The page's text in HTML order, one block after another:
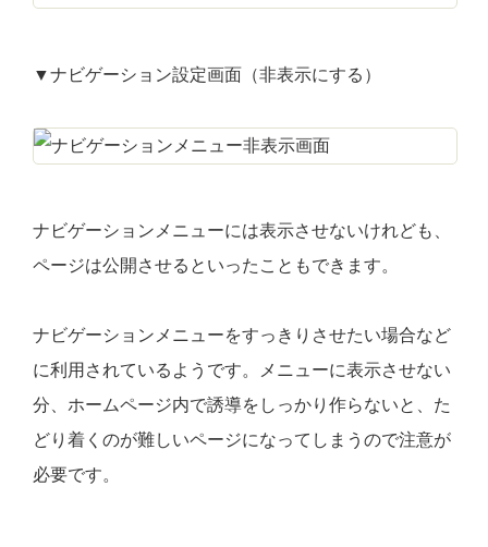
▼ナビゲーション設定画面（非表示にする）
ナビゲーションメニューには表示させないけれども、
ページは公開させるといったこともできます。
ナビゲーションメニューをすっきりさせたい場合など
に利用されているようです。メニューに表示させない
分、ホームページ内で誘導をしっかり作らないと、た
どり着くのが難しいページになってしまうので注意が
必要です。